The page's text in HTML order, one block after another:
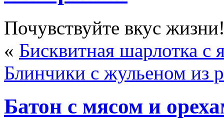
Почувствуйте вкус
« Бисквитная шарлотка с
Блинчики с жульеном из
Батон с мясом и